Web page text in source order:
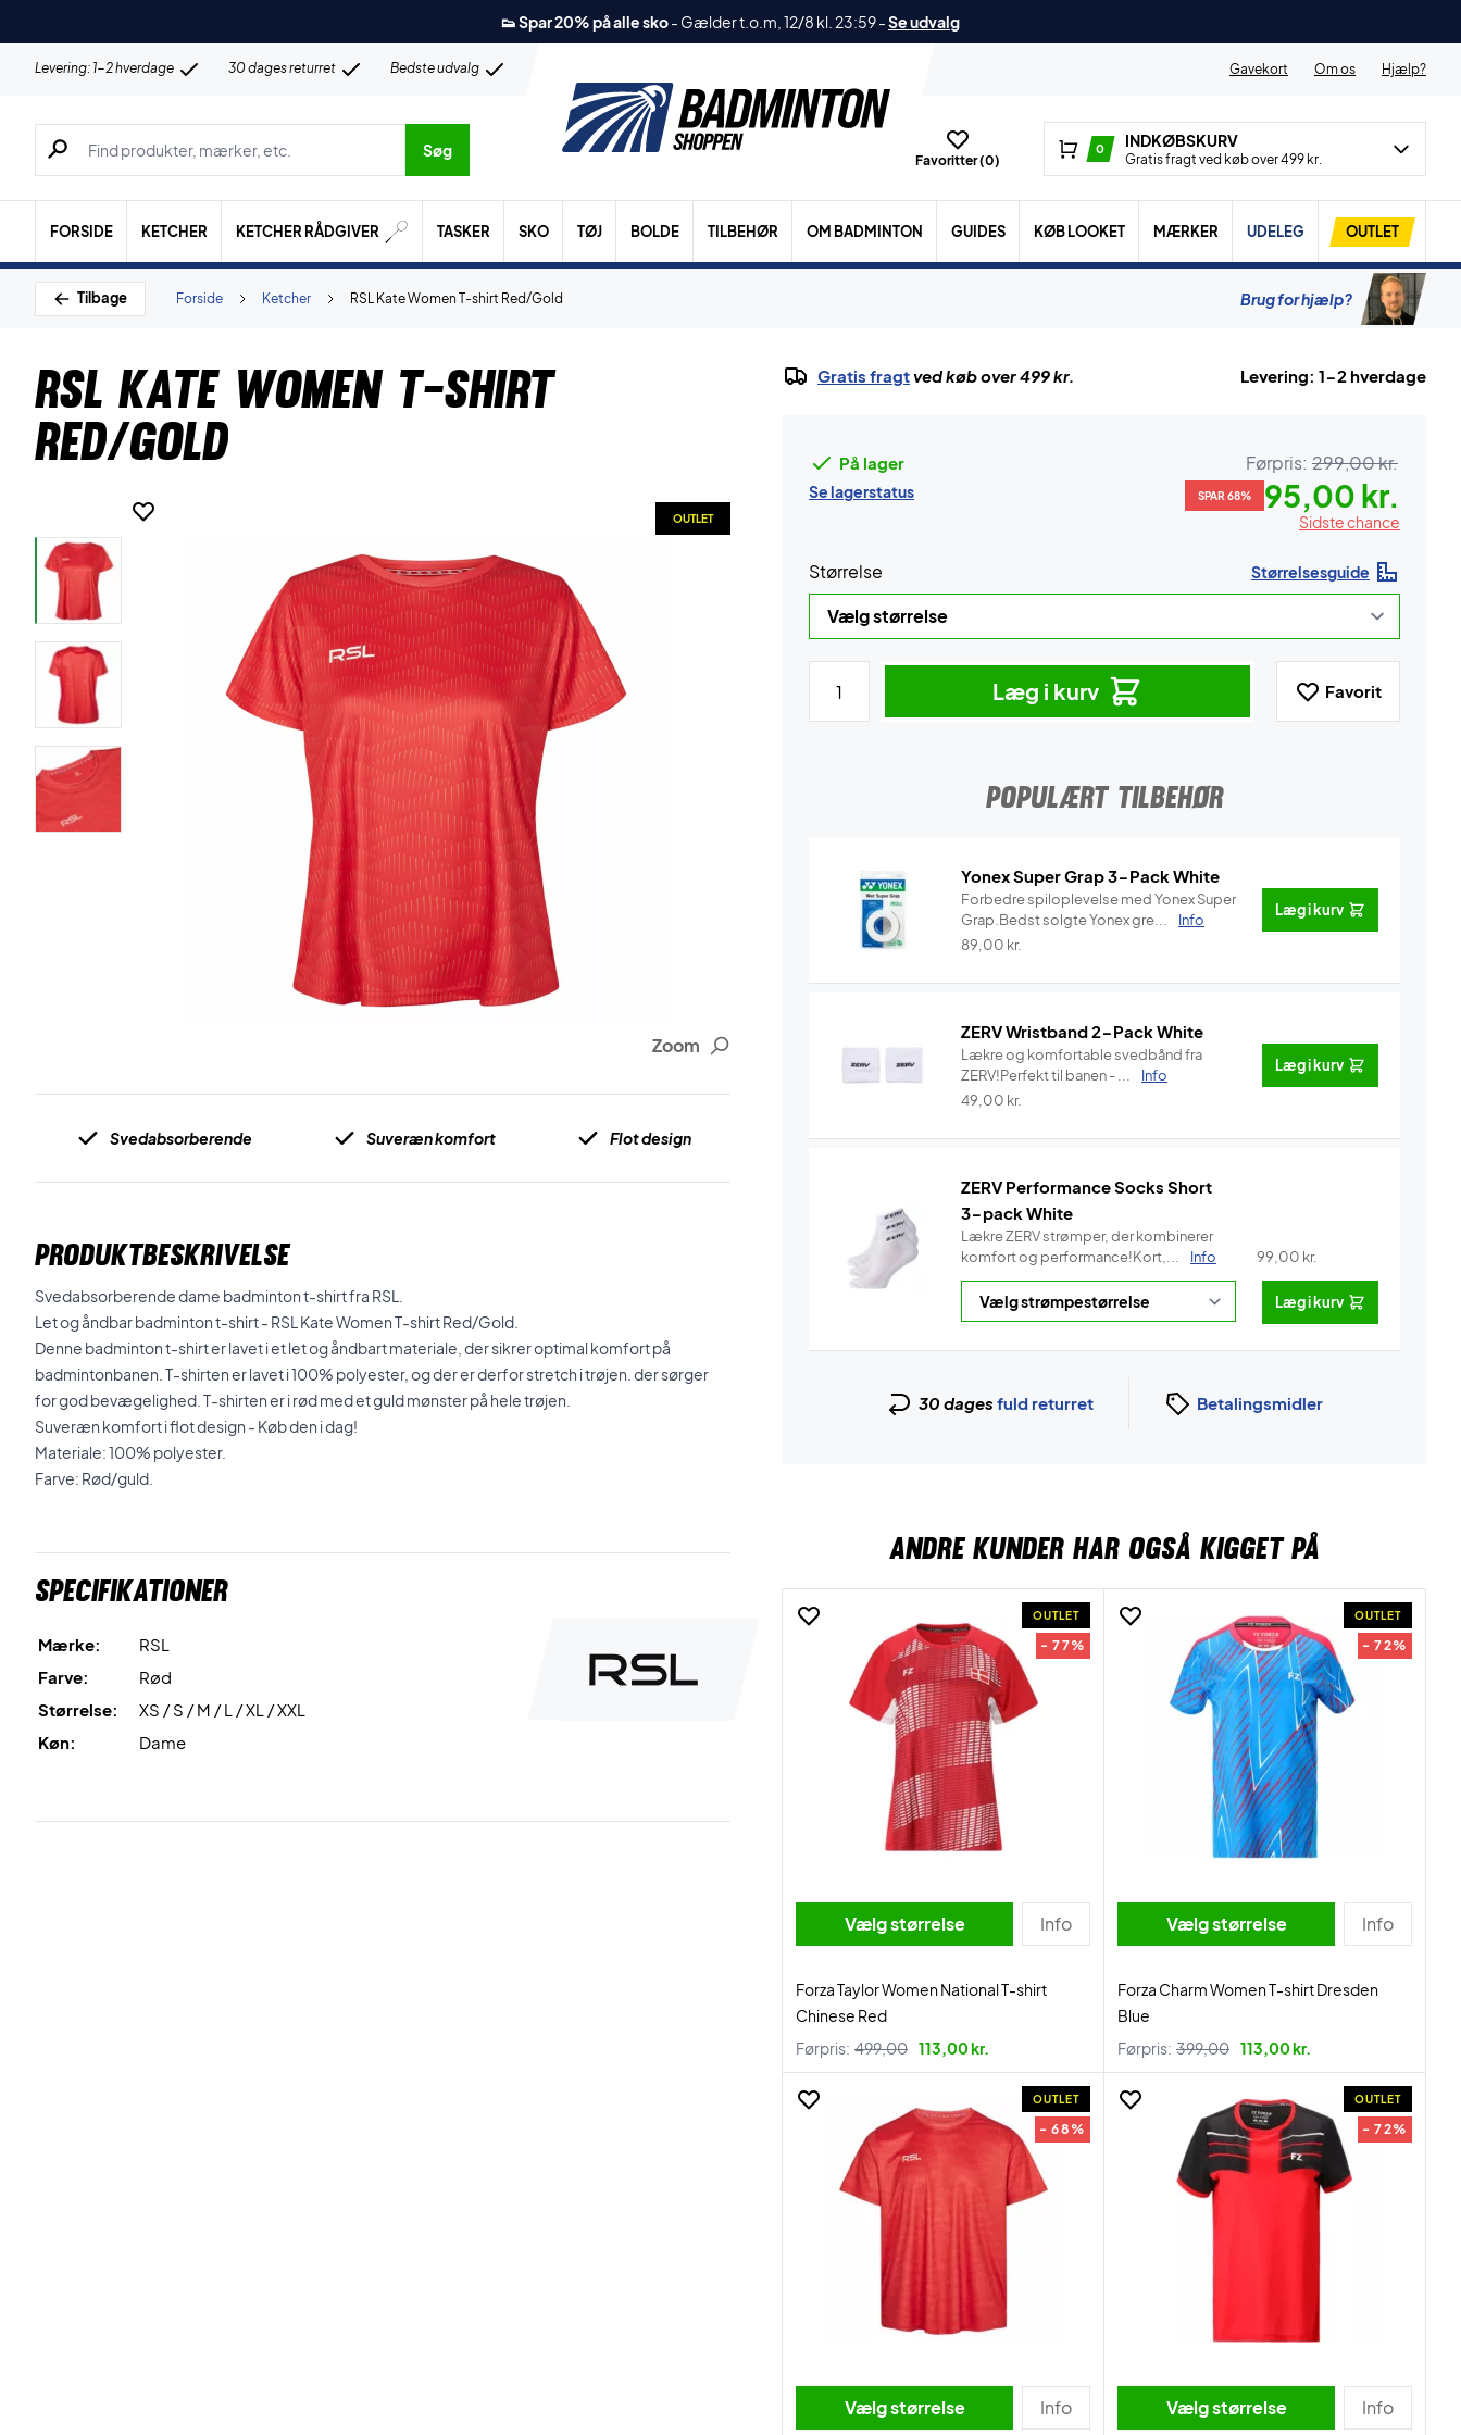
👟 Spar 20% på alle sko- Gælder t.o.m, 12/8 kl. 23:59-Se udvalg
Levering: 1-2 hverdage 30 dages returret Bedste udvalg Gavekort Om os Hjælp?
Søg efter produkter, mærker etc.
Søg
Favoritter (0)
0 INDKØBSKURV
Gratis fragt ved køb over 499 kr.
FORSIDE KETCHER KETCHER RÅDGIVER TASKER SKO TØJ BOLDE TILBEHØR OM BADMINTON GUIDES KØB LOOKET MÆRKER UDELEG OUTLET
Tilbage RSL Kate Women T-shirt Red/Gold
Ketcher
Forside Brug for hjælp?
RSL Kate Women T-shirt
Red/Gold
Zoom
OUTLET
Svedabsorberende Suveræn komfort Flot design
PRODUKTBESKRIVELSE
Svedabsorberende dame badminton t-shirt fra RSL.
Let og åndbar badminton t-shirt - RSL Kate Women T-shirt Red/Gold.
Denne badminton t-shirt er lavet i et let og åndbart materiale, der sikrer optimal komfort på
badmintonbanen. T-shirten er lavet i 100% polyester, og der er derfor stretch i trøjen. der sørger
for god bevægelighed. T-shirten er i rød med et guld mønster på hele trøjen.
Suveræn komfort i flot design - Køb den i dag!
Materiale: 100% polyester.
Farve: Rød/guld.
Specifikationer
Mærke:
RSL
Farve:
Rød
Størrelse:
XS / S / M / L / XL / XXL
Køn:
Dame
Gratis fragtved køb over 499 kr. Levering: 1-2 hverdage
På lager
Se lagerstatus
Førpris: 299,00 kr.
SPAR 68% 95,00 kr.
Sidste chance
Størrelse Størrelsesguide
Læg i kurv Favorit
POPULÆRT TILBEHØR
Yonex Super Grap 3-Pack White
Forbedre spiloplevelse med Yonex Super
Grap.Bedst solgte Yonex gre...
Info
89,00 kr.
Læg i kurv
ZERV Wristband 2-Pack White
Lækre og komfortable svedbånd fra
ZERV!Perfekt til banen - ...
Info
49,00 kr.
Læg i kurv
ZERV Performance Socks Short
3-pack White
Lækre ZERV strømper, der kombinerer
komfort og performance!Kort,...
Info 99,00 kr.
Læg i kurv
30 dages fuld returret Betalingsmidler
ANDRE KUNDER HAR OGSÅ KIGGET PÅ
OUTLET
- 77%
Vælg størrelse Info
Forza Taylor Women National T-shirt
Chinese Red
Førpris: 499,00 113,00 kr.
OUTLET
- 72%
Vælg størrelse Info
Forza Charm Women T-shirt Dresden
Blue
Førpris: 399,00 113,00 kr.
OUTLET
- 68%
Vælg størrelse Info
OUTLET
- 72%
Vælg størrelse Info